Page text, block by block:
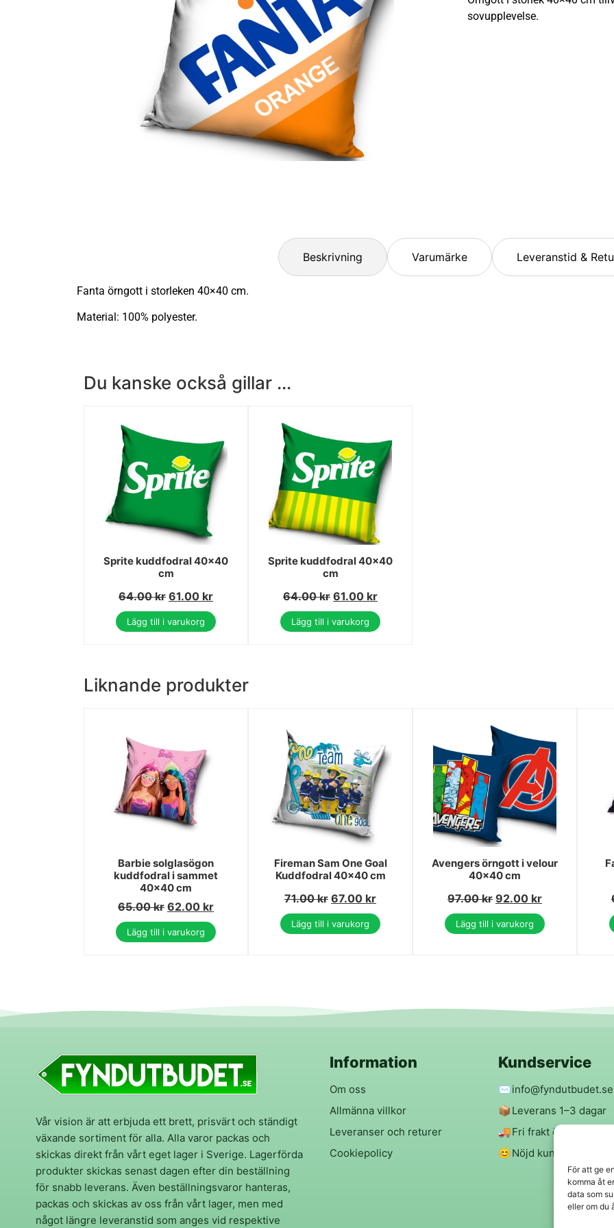
För att ge
komma åt
data som
eller om du
sovupplevelse.
Beskrivning Varumärke Leveranstid &
Fanta örngott i storleken 40×40 cm.
Material: 100% polyester.
Du kanske också gillar ...
Sprite kuddfodral 40x40
cm
64.00kr 61.00 kr
Lägg till i varukorg
Sprite kuddfodral 40x40
cm
64.00kr 61.00 kr
Lägg till i varukorg
Liknande produkter
Barbie solglasögon
kuddfodral i sammet
40x40 cm
65.00kr 62.00 kr
Lägg till i varukorg
Fireman Sam One Goal
Kuddfodral 40x40 cm
71.00kr 67.00 kr
Lägg till i varukorg
Avengers örngott i velour
40x40 cm
97.00kr 92.00 kr
Lägg till i varukorg
Vår vision är att erbjuda ett brett, prisvärt och ständigt
växande sortiment för alla. Alla varor packas och
skickas direkt från vårt eget lager i Sverige. Lagerförda
produkter skickas senast dagen efter din beställning
för snabb leverans. Även beställningsvaror hanteras,
packas och skickas av oss från vårt lager, men med
något längre leveranstid som anges vid respektive
Information
Om oss
Allmänna villkor
Leveranser och returer
Cookiepolicy
Kundservice
✉️info@fyndutbudet.se
📦 Leverans 1–3 dagar
🚚Fri frakt över 299 kr
😊Nöjd kund-garanti